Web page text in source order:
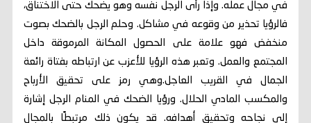
في مجال عمله. وإذا رأى الرجل نفسه وهو يضحك حتى الاختناق،
فالرؤيا تحذير من وقوعه في مشاكل. وحلم الرجل بالضحك بصوت
منخفض فهو علامة على الحصول المكانة المرموقة داخل
المجتمع والعمل. وتعبر هذه الرؤيا للأعزب عن ارتباطه بفتاة رائعة
الجمال في القريب العاجل.وهي رمز على تحقيق الأرباح
والمكسب المادي الحلال. ورؤيا الضحك في المنام الرجل إشارة
إلى نجاحه وتحقيق أهدافه. قد يكون ذلك مرتبطًا بالمجال